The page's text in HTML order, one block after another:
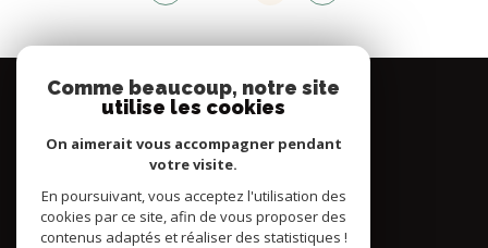
Comme beaucoup, notre site
utilise les cookies
On aimerait vous accompagner pendant
votre visite.
En poursuivant, vous acceptez l'utilisation des
cookies par ce site, afin de vous proposer des
contenus adaptés et réaliser des statistiques !